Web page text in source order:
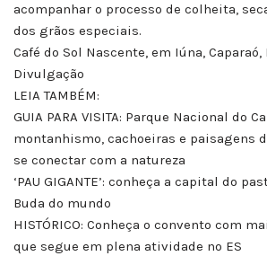
acompanhar o processo de colheita,
dos grãos especiais.
Café do Sol Nascente, em Iúna,
Divulgação
LEIA TAMBÉM:
GUIA PARA VISITA: Parque Nacional do
montanhismo, cachoeiras e paisagens
se conectar com a natureza
‘PAU GIGANTE’: conheça a capital do
Buda do mundo
HISTÓRICO: Conheça o convento com
que segue em plena atividade no ES